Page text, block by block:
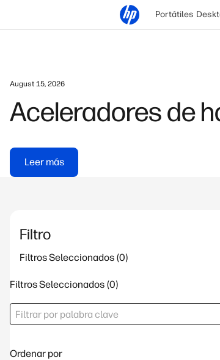
Portátiles
August 15, 2026
Aceleradores de
Leer más
Filtro
Filtros Seleccionados
Filtros Seleccionados
Ordenar por